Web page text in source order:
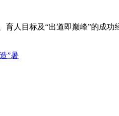
人目标及“出道即巅峰”的成
”暑